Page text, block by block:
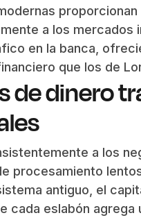
proporcionan
a los mercados
en la banca,
que los de
de dinero
a los
procesamiento
antiguo, el
cada eslabón agrega